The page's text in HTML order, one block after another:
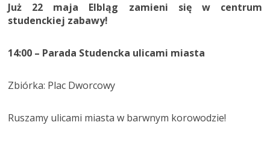
Już 22 maja Elbląg zamieni się w centrum
studenckiej zabawy!
14:00 – Parada Studencka ulicami miasta
Zbiórka: Plac Dworcowy
Ruszamy ulicami miasta w barwnym korowodzie!